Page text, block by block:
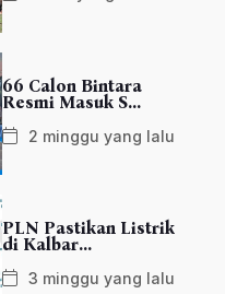
66 Calon Bintara
Resmi Masuk S...
2 minggu yang lalu
PLN Pastikan Listrik
di Kalbar...
3 minggu yang lalu